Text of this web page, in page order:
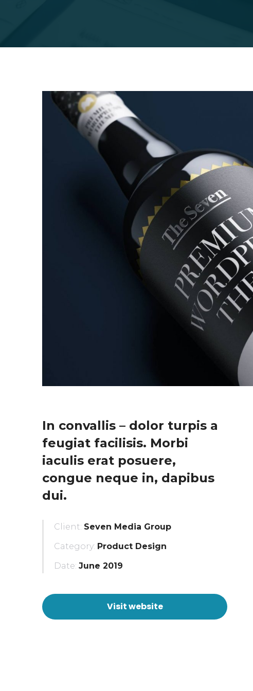
In convallis – dolor turpis a
feugiat facilisis. Morbi
iaculis erat posuere,
congue neque in, dapibus
dui.
Client: Seven Media Group
Category: Product Design
Date: June 2019
Visit website